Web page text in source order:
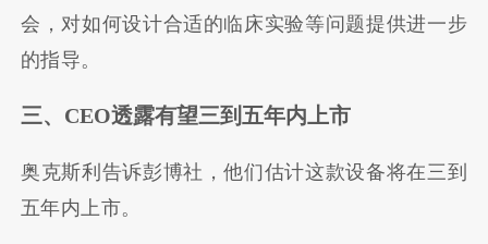
会，对如何设计合适的临床实验等问题提供进一步
的指导。
三、CEO透露有望三到五年内上市
奥克斯利告诉彭博社，他们估计这款设备将在三到
五年内上市。